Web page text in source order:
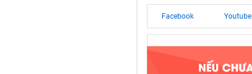
Facebook Youtube